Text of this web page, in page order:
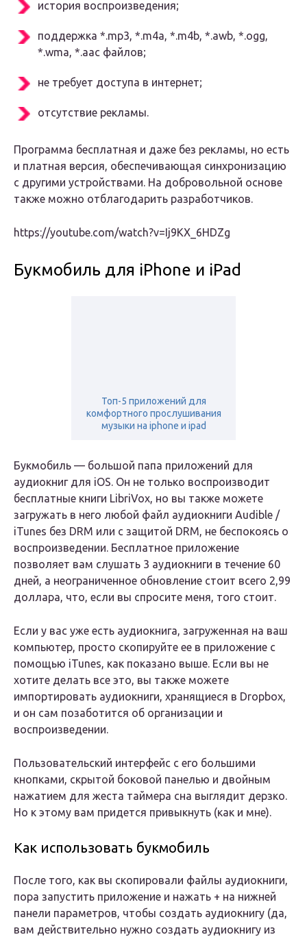
история воспроизведения;
поддержка *.mp3, *.m4a, *.m4b, *.awb, *.ogg,
*.wma, *.aac файлов;
не требует доступа в интернет;
отсутствие рекламы.
Программа бесплатная и даже без рекламы, но есть
и платная версия, обеспечивающая синхронизацию
с другими устройствами. На добровольной основе
также можно отблагодарить разработчиков.
https://youtube.com/watch?v=Ij9KX_6HDZg
Букмобиль для iPhone и iPad
Топ-5 приложений для
комфортного прослушивания
музыки на iphone и ipad
Букмобиль — большой папа приложений для
аудиокниг для iOS. Он не только воспроизводит
бесплатные книги LibriVox, но вы также можете
загружать в него любой файл аудиокниги Audible /
iTunes без DRM или с защитой DRM, не беспокоясь о
воспроизведении. Бесплатное приложение
позволяет вам слушать 3 аудиокниги в течение 60
дней, а неограниченное обновление стоит всего 2,99
доллара, что, если вы спросите меня, того стоит.
Если у вас уже есть аудиокнига, загруженная на ваш
компьютер, просто скопируйте ее в приложение с
помощью iTunes, как показано выше. Если вы не
хотите делать все это, вы также можете
импортировать аудиокниги, хранящиеся в Dropbox,
и он сам позаботится об организации и
воспроизведении.
Пользовательский интерфейс с его большими
кнопками, скрытой боковой панелью и двойным
нажатием для жеста таймера сна выглядит дерзко.
Но к этому вам придется привыкнуть (как и мне).
Как использовать букмобиль
После того, как вы скопировали файлы аудиокниги,
пора запустить приложение и нажать + на нижней
панели параметров, чтобы создать аудиокнигу (да,
вам действительно нужно создать аудиокнигу из